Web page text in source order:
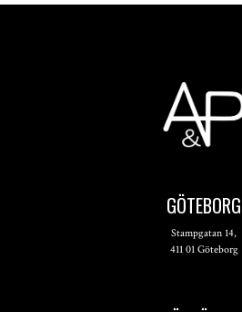
GÖTEBORG
Stampgatan 14,
411 01 Göteborg